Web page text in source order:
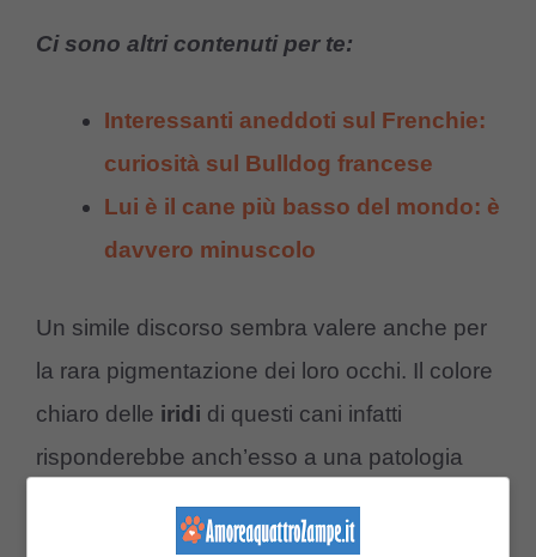
Ci sono altri contenuti per te:
Interessanti aneddoti sul Frenchie:
curiosità sul Bulldog francese
Lui è il cane più basso del mondo: è
davvero minuscolo
Un simile discorso sembra valere anche per
la rara pigmentazione dei loro occhi. Il colore
chiaro delle iridi di questi cani infatti
risponderebbe anch’esso a una patologia
visiva e riguardante la loro cecità spesso